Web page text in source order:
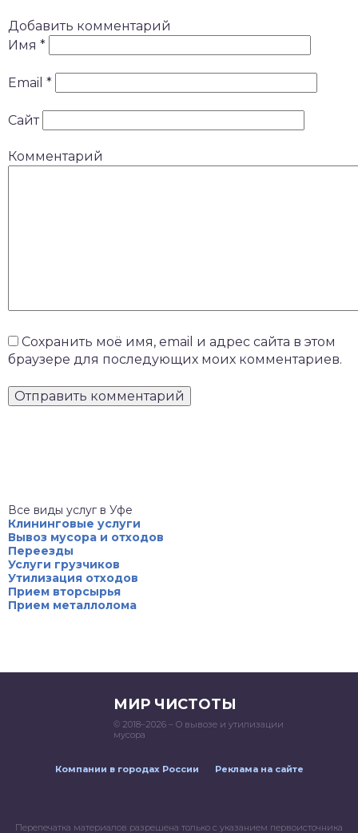
Добавить комментарий
Имя *
Email *
Сайт
Комментарий
Сохранить моё имя, email и адрес сайта в этом
браузере для последующих моих комментариев.
Все виды услуг в Уфе
Клининговые услуги
Вывоз мусора и отходов
Переезды
Услуги грузчиков
Утилизация отходов
Прием вторсырья
Прием металлолома
МИР ЧИСТОТЫ
© 2018–2026 – О вывозе и утилизации
мусора
Компании в городах России Реклама на сайте
Перепечатка материалов разрешена только с указанием первоисточника